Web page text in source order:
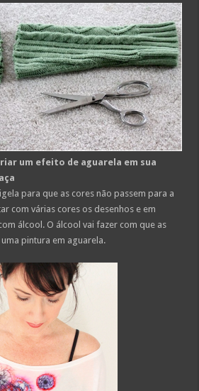
um efeito de aguarela em sua
para que as cores não passem para a
com várias cores os desenhos e em
álcool. O álcool vai fazer com que as
pintura em aguarela.